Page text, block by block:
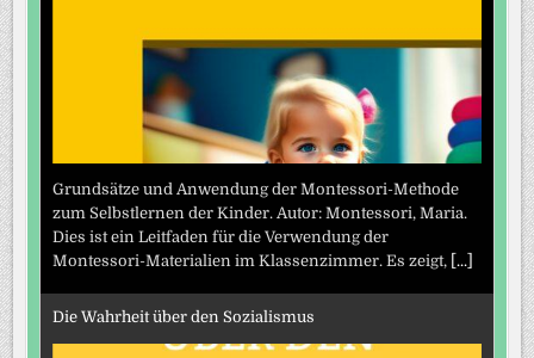
Grundsätze und Anwendung der Montessori-Methode
zum Selbstlernen der Kinder. Autor: Montessori, Maria.
Dies ist ein Leitfaden für die Verwendung der
Montessori-Materialien im Klassenzimmer. Es zeigt, [...]
Die Wahrheit über den Sozialismus